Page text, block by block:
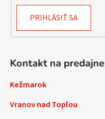
PRIHLÁSIŤ SA
Kontakt na predajne
Kežmarok
Vranov nad Topľou